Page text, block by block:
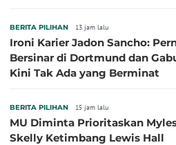
BERITA PILIHAN 13 jam lalu
Ironi Karier Jadon Sancho:
Bersinar di Dortmund dan
Kini Tak Ada yang Berminat
BERITA PILIHAN 15 jam lalu
MU Diminta Prioritaskan
Skelly Ketimbang Lewis Hall